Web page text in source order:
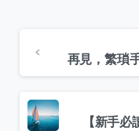
Reading